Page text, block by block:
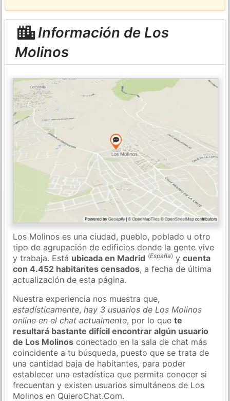
Información de Los
Molinos
Los Molinos es una ciudad, pueblo, poblado u otro
tipo de agrupación de edificios donde la gente vive
y trabaja. Está ubicada en Madrid (España) ycuenta
con 4.452 habitantes censados, a fecha de última
actualización de esta página.
Nuestra experiencia nos muestra que,
estadísticamente,hay 3 usuarios de Los Molinos
online en el chat actualmente, por lo quete
resultará bastante difícil encontrar algún usuario
de Los Molinos conectado en la sala de chat más
coincidente a tu búsqueda, puesto que se trata de
una cantidad baja de habitantes, para poder
establecer una estadística que permita conocer si
frecuentan y existen usuarios simultáneos de Los
Molinos en QuieroChat.Com.